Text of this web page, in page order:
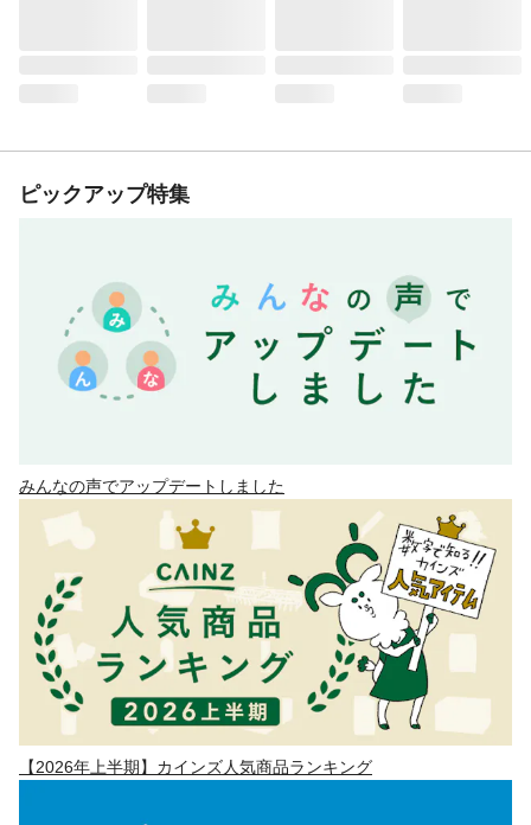
ピックアップ特集
みんなの声でアップデートしました
【2026年上半期】カインズ人気商品ランキング